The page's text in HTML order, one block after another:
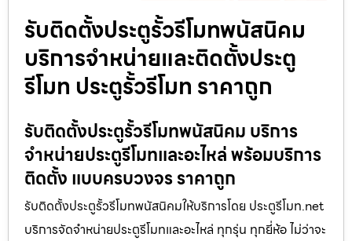
รับติดตั้งประตูรั้วรีโมทพนัสนิคม
บริการจำหน่ายและติดตั้งประตู
รีโมท ประตูรั้วรีโมท ราคาถูก
รับติดตั้งประตูรั้วรีโมทพนัสนิคม บริการ
จำหน่ายประตูรีโมทและอะไหล่ พร้อมบริการ
ติดตั้ง แบบครบวงจร ราคาถูก
รับติดตั้งประตูรั้วรีโมทพนัสนิคมให้บริการโดย ประตูรีโมท.net
บริการจัดจำหน่ายประตูรีโมทและอะไหล่ ทุกรุ่น ทุกยี่ห้อ ไม่ว่าจะ